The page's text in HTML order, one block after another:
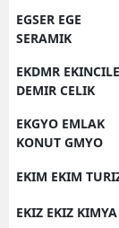
EGSER EGE
SERAMIK
EKDMR
DEMIR CELIK
EKGYO EMLAK
KONUT GMYO
EKIM EKIM
EKIZ EKIZ KIMYA